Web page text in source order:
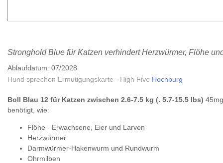
Stronghold Blue für Katzen verhindert Herzwürmer, Flöhe
Ablaufdatum: 07/2028
Hund sprechen Ermutigungskarte - High Five Hochburg
Boll Blau 12 für Katzen zwischen 2.6-7.5 kg (. 5.7-15.5 lbs)
benötigt, wie:
Flöhe - Erwachsene, Eier und Larven
Herzwürmer
Darmwürmer-Hakenwurm und Rundwurm
Ohrmilben